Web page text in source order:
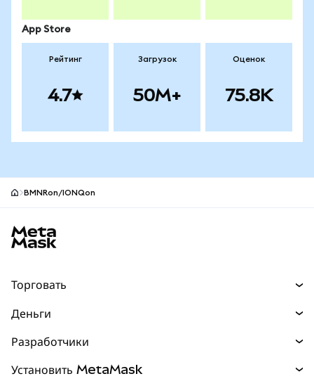
App Store
Рейтинг
4.7
Загрузок
50M+
Оценок
75.8K
BMNRon/IONQon
Торговать
Прогнозы
Перпы НОВИНКА
Деньги
mUSD
Разработчики
Установить MetaMask